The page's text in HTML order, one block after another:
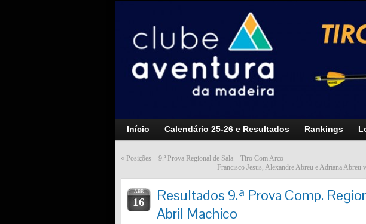
Início Calendário 25-26 e Resultados Rankings
« Posições – 9.ª Prova Regional de Sala – Tiro Com Arco
Francisco Jesus, Alexandre Abreu e Adriana Abreu
ABR
16
Resultados 9.ª Prova Comp.
Abril Machico